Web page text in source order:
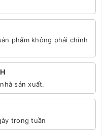
phẩm không phải chính
sản xuất.
trong tuần